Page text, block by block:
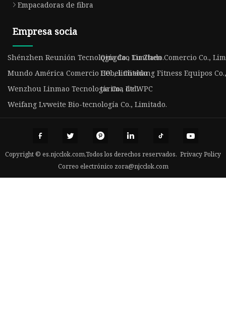
Empacadoras de fibra
Empresa socia
Shénzhen Reunión Tecnología Co., Limitado.
Qingdao Tu Zhen Comercio Co.,
Mundo América Comercio CO ., limitadoHebei Chahang Fitness Equipos
Wenzhou Linmao Tecnología Co., Ltd.
tarima de WPC
Weifang Lvweite Bio-tecnología Co., Limitado.
Copyright © es.njcclok.com,Todos los derechos reservados. Privacy Policy
Correo electrónico zora@njcclok.com